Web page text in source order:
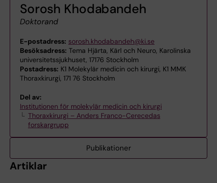
Sorosh Khodabandeh
Doktorand
E-postadress: sorosh.khodabandeh@ki.se
Besöksadress: Tema Hjärta, Kärl och Neuro, Karolinska
universitetssjukhuset, 17176 Stockholm
Postadress: K1 Molekylär medicin och kirurgi, K1 MMK
Thoraxkirurgi, 171 76 Stockholm
Del av:
Institutionen för molekylär medicin och kirurgi
Thoraxkirurgi – Anders Franco-Cerecedas
forskargrupp
Publikationer
Artiklar